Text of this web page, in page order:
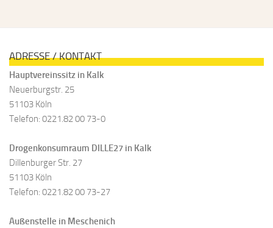
ADRESSE / KONTAKT
Hauptvereinssitz in Kalk
Neuerburgstr. 25
51103 Köln
Telefon: 0221.82 00 73-0
Drogenkonsumraum DILLE27 in Kalk
Dillenburger Str. 27
51103 Köln
Telefon: 0221.82 00 73-27
Außenstelle in Meschenich